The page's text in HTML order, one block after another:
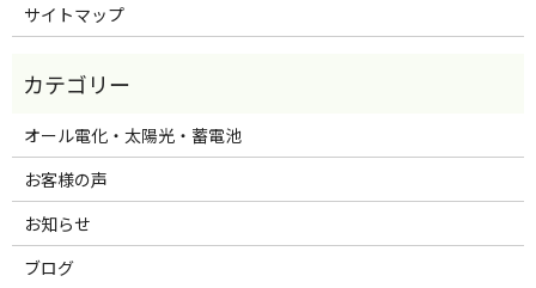
サイトマップ
オール電化・太陽光・蓄電池
お客様の声
お知らせ
ブログ